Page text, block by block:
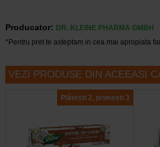
Producator:
DR. KLEINE PHARMA GMBH
*Pentru pret te asteptam in cea mai apropiata
VEZI PRODUSE DIN ACEEASI
Plătești 2, primești 3